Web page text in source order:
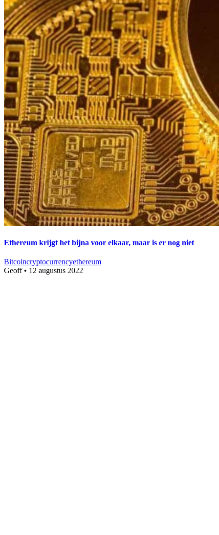
Ethereum krijgt het bijna voor elkaar, maar is er nog niet
Bitcoincryptocurrencyethereum
Geoff• 12 augustus 2022